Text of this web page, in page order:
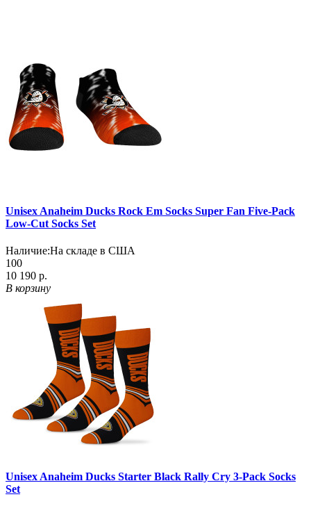
Unisex Anaheim Ducks Rock Em Socks Super Fan Five-Pack
Low-Cut Socks Set
Наличие:На складе в США
100
10 190 р.
В корзину
Unisex Anaheim Ducks Starter Black Rally Cry 3-Pack Socks
Set